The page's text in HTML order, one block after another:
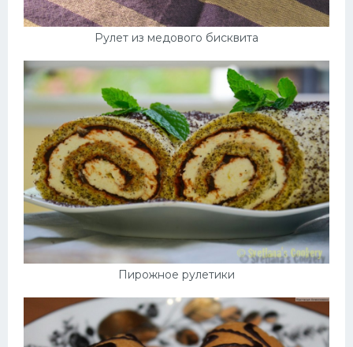
Рулет из медового бисквита
Пирожное рулетики